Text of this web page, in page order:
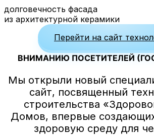
долговечность фасада
из архитектурной керамики
Перейти на сайт
ВНИМАНИЮ ПОСЕТИТЕЛЕЙ
Мы открыли новый
сайт, посвященный
строительства
Домов, впервые
здоровую среду для